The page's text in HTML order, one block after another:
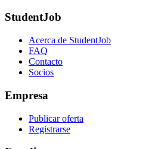
StudentJob
Acerca de StudentJob
FAQ
Contacto
Socios
Empresa
Publicar oferta
Registrarse